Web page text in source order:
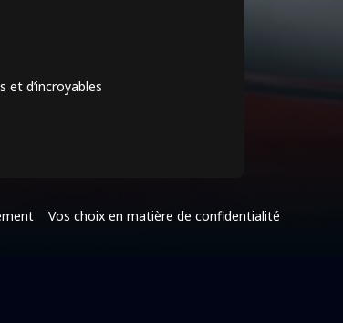
et d’incroyables
Vos choix en matière de confidentialité